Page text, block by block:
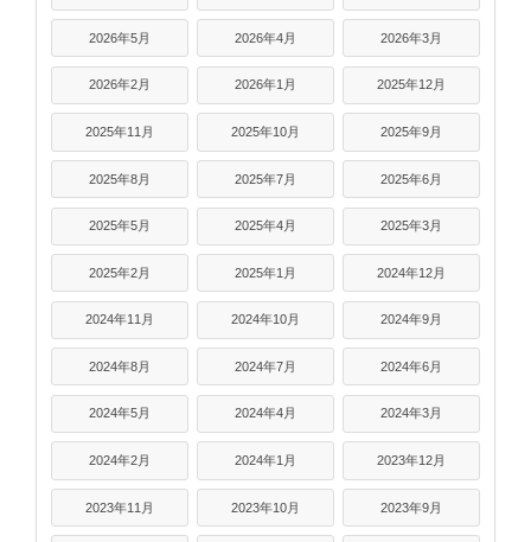
2026年5月 2026年4月 2026年3月
2026年2月 2026年1月 2025年12月
2025年11月 2025年10月 2025年9月
2025年8月 2025年7月 2025年6月
2025年5月 2025年4月 2025年3月
2025年2月 2025年1月 2024年12月
2024年11月 2024年10月 2024年9月
2024年8月 2024年7月 2024年6月
2024年5月 2024年4月 2024年3月
2024年2月 2024年1月 2023年12月
2023年11月 2023年10月 2023年9月